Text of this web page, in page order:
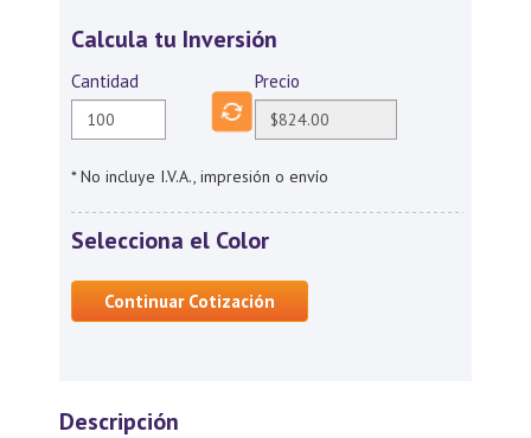
Calcula tu Inversión
Cantidad Precio
* No incluye I.V.A., impresión o envío
Selecciona el Color
Continuar Cotización
Descripción